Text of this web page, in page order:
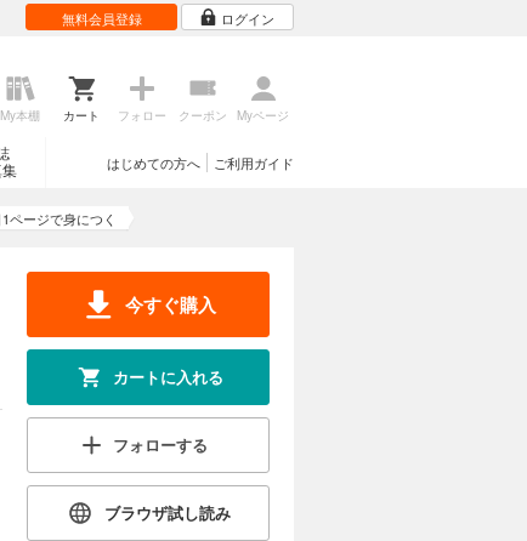
無料会員登録 ログイン
My本棚 カート フォロー クーポン Myページ
ご利用ガイド
はじめての方へ
ージで身につく
今すぐ購入
カートに入れる
フォローする
ブラウザ試し読み